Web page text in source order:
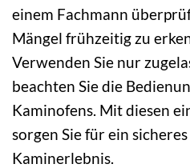
einem Fachmann
Mängel frühzeitig zu
Verwenden Sie nur
beachten Sie die
Kaminofens. Mit diesen
sorgen Sie für ein
Kaminerlebnis.